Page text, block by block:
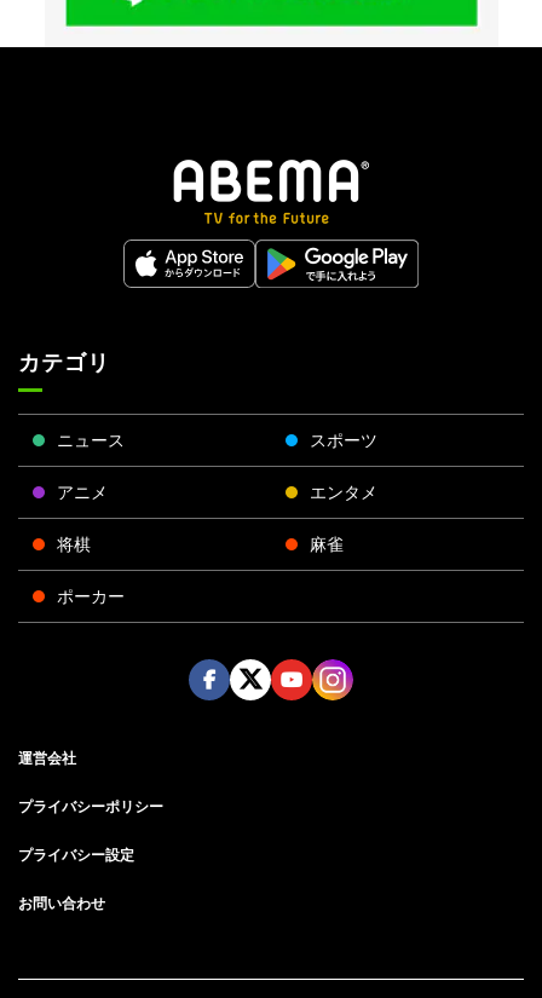
カテゴリ
ニュース スポーツ
アニメ エンタメ
将棋 麻雀
ポーカー
運営会社
プライバシーポリシー
プライバシー設定
お問い合わせ